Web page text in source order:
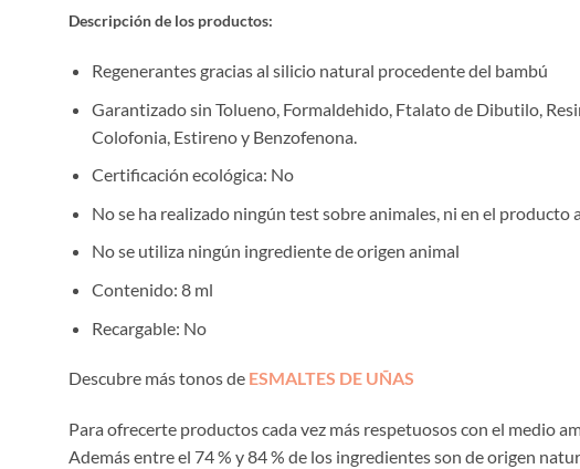
Descripción de los productos:
Regenerantes gracias al silicio natural procedente del bambú
Garantizado sin Tolueno, Formaldehido, Ftalato de Dibutilo,
Colofonia, Estireno y Benzofenona.
Certificación ecológica: No
No se ha realizado ningún test sobre animales, ni en el producto
No se utiliza ningún ingrediente de origen animal
Contenido: 8 ml
Recargable: No
Descubre más tonos de ESMALTES DE UÑAS
Para ofrecerte productos cada vez más respetuosos con el medio
Además entre el 74 % y 84 % de los ingredientes son de origen